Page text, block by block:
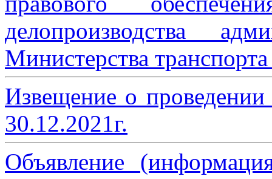
делопроизводства
Министерства
Извещение о
30.12.2021г.
Объявление